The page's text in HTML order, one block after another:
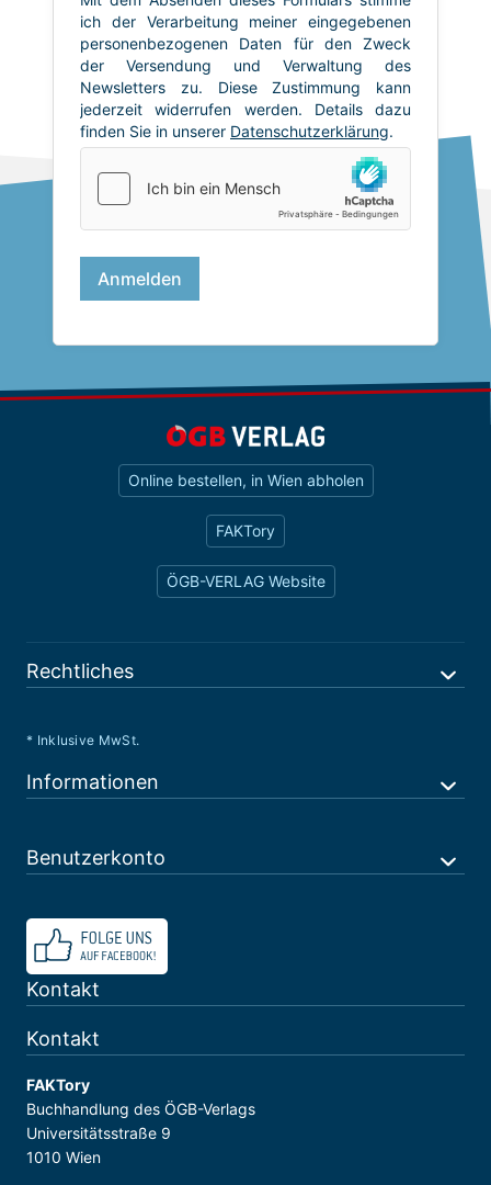
Online bestellen, in Wien abholen
FAKTory
ÖGB-VERLAG Website
Rechtliches
* Inklusive MwSt.
Informationen
Benutzerkonto
Kontakt
Kontakt
FAKTory
Buchhandlung des ÖGB-Verlags
Universitätsstraße 9
1010 Wien